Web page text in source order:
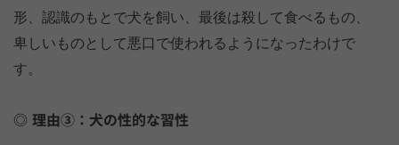
形、認識のもとで犬を飼い、最後は殺して食べるもの、
卑しいものとして悪口で使われるようになったわけで
す。
理由③：犬の性的な習性